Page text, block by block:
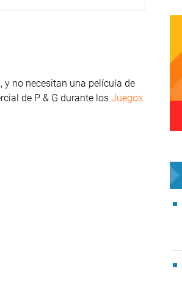
y no necesitan una película de
de P & G durante los Juegos